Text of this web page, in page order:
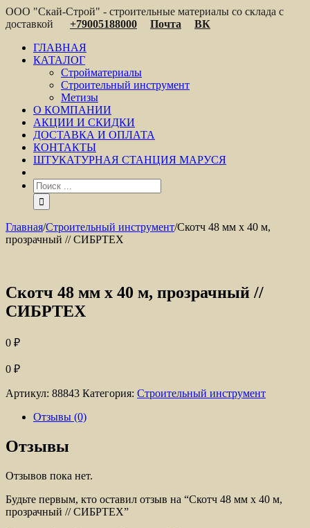
ООО "Скай-Строй" - строительные материалы со склада с
доставкой
+79005188000 Почта
ВК
ГЛАВНАЯ
КАТАЛОГ
Стройматериалы
Строительный инструмент
Метизы
О КОМПАНИИ
АКЦИИ И СКИДКИ
ДОСТАВКА И ОПЛАТА
КОНТАКТЫ
ШТУКАТУРНАЯ СТАНЦИЯ МАРУСЯ
Главная/Строительный инструмент/Скотч 48 мм х 40 м,
прозрачный // СИБРТЕХ
Скотч 48 мм х 40 м, прозрачный //
СИБРТЕХ
0 ₽
0 ₽
Артикул: 88843 Категория: Строительный инструмент
Отзывы (0)
Отзывы
Отзывов пока нет.
Будьте первым, кто оставил отзыв на “Скотч 48 мм х 40 м,
прозрачный // СИБРТЕХ”